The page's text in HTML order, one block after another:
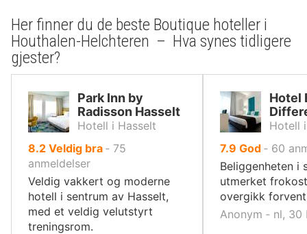
Her finner du de beste Boutique hoteller i
Houthalen-Helchteren – Hva synes tidligere
gjester?
Park Inn by
Radisson Hasselt
Hotell i Hasselt
8.2 av
10,
Veldig bra ‐ 75
anmeldelser
Veldig vakkert og moderne
hotell i sentrum av Hasselt,
med et veldig velutstyrt
treningsrom.
Hotel
Hotell
7.9 av
10,
God ‐ 60
Beliggenheten i
utmerket
overgikk
Anonym ‐ nl, 30